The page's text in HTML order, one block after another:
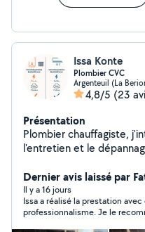
Issa Konte
Plombier CVC
Argenteuil (La
4,8/5 (23
Présentation
Plombier chauffagiste,
l'entretien et le
Sérieux, motivé et
propre et soigné. Disponible pour petits travaux,
entretiens et dépannages. N'hésitez pas à
contacter via mon
Dernier avis laissé par
Il y a 16 jours
Issa a réalisé la prestation
professionnalisme. Je le